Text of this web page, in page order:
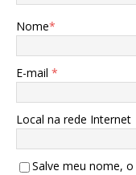
Nome*
E-mail *
Local na rede Internet
Salve meu nome,